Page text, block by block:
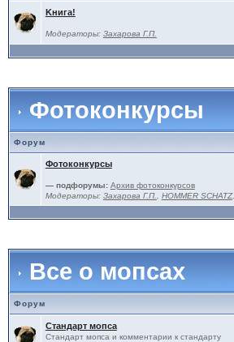
Kнига!
Модераторы: Захарова Г.П.
Фотоконкурсы
Форум
Фотоконкурсы
— подфорумы: Архив фотоконкурсов
Модераторы: Захарова Г.П. HOMMER SCHATZ,
Все о мопсах
Форум
Стандарт мопса
Стандарт мопса и комментарии к стандарту